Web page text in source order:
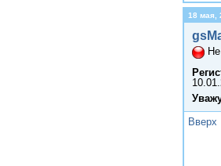
18 мая,
Вверх